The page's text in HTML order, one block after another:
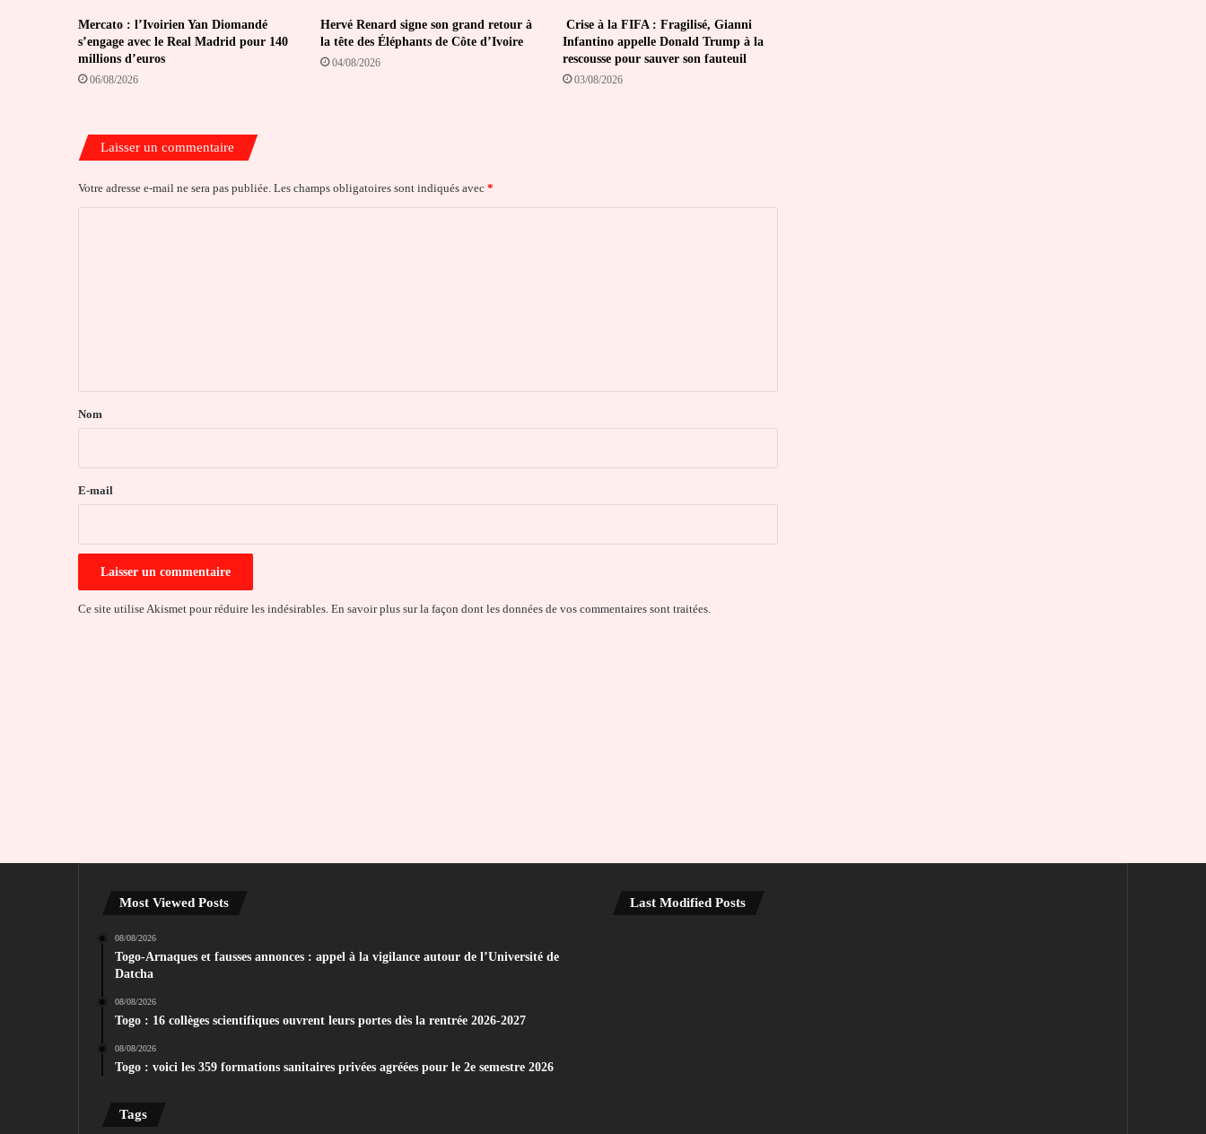
Mercato : l’Ivoirien Yan Diomandé
s’engage avec le Real Madrid pour 140
millions d’euros
06/08/2026
Hervé Renard signe son grand retour à
la tête des Éléphants de Côte d’Ivoire
04/08/2026
Crise à la FIFA : Fragilisé, Gianni
Infantino appelle Donald Trump à la
rescousse pour sauver son fauteuil
03/08/2026
Laisser un commentaire
Votre adresse e-mail ne sera pas publiée. Les champs obligatoires sont indiqués avec *
a
e
Nom
E-mail
Ce site utilise Akismet pour réduire les indésirables. En savoir plus sur la façon dont les données de vos commentaires sont traitées
Most Viewed Posts
08/08/2026
Togo-Arnaques et fausses annonces : appel à la vigilance autour de l’Université de
Datcha
08/08/2026
Togo : 16 collèges scientifiques ouvrent leurs portes dès la rentrée 2026-2027
08/08/2026
Togo : voici les 359 formations sanitaires privées agréées pour le 2e semestre 2026
Tags
Last Modified Posts